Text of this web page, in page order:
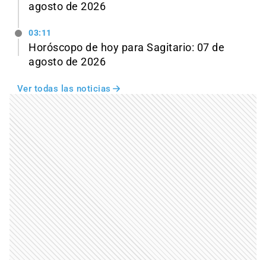
agosto de 2026
03:11
Horóscopo de hoy para Sagitario: 07 de
agosto de 2026
Ver todas las noticias